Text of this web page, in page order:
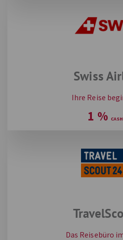
Swiss
Ihre Reise
1 %
Das Reisebüro